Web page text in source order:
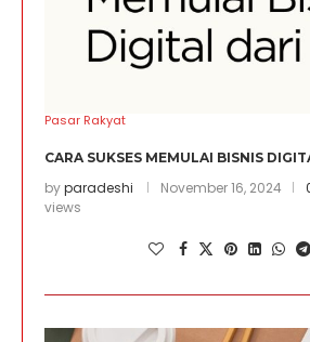
Pasar Rakyat
CARA SUKSES MEMULAI BISNIS
byparadeshi November 16, 2024
views